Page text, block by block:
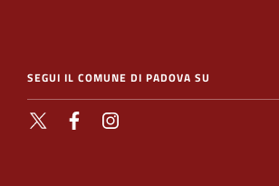
SEGUI IL COMUNE DI PADOVA SU
Facebook